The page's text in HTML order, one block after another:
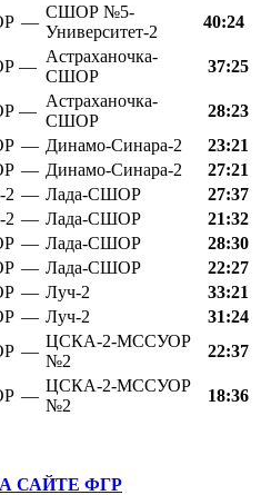
—
СШОР №5-
Университет-2
40:24
—
Астраханочка-
СШОР
37:25
—
Астраханочка-
СШОР
28:23
— Динамо-Синара-2
23:21
— Динамо-Синара-2
27:21
— Лада-СШОР
27:37
— Лада-СШОР
21:32
— Лада-СШОР
28:30
— Лада-СШОР
22:27
— Луч-2
33:21
— Луч-2
31:24
—
ЦСКА-2-МССУОР
№2
22:37
—
ЦСКА-2-МССУОР
№2
18:36
САЙТЕ ФГР